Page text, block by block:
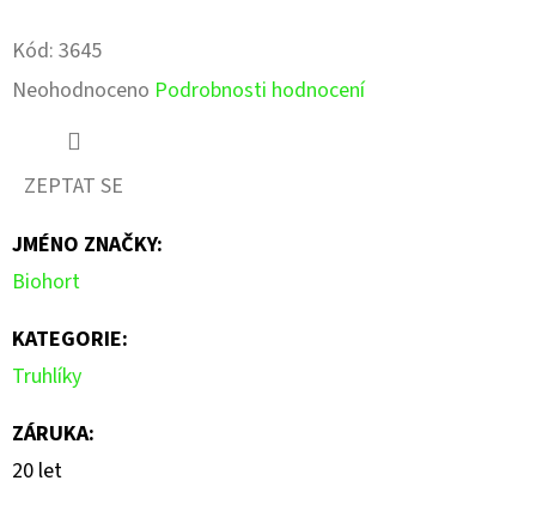
Kód: 3645
Průměrné
hodnocení
0,0
z
5
hvězdiček.
Neohodnoceno Podrobnosti hodnocení
ZEPTAT SE
JMÉNO ZNAČKY:
Biohort
KATEGORIE:
Truhlíky
ZÁRUKA:
20 let